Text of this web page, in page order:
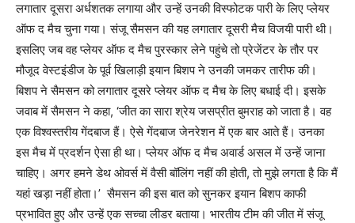
लगातार दूसरा अर्धशतक लगाया और उन्हें उनकी विस्फोटक पारी के लिए प्लेयर
ऑफ द मैच चुना गया। संजू सैमसन की यह लगातार दूसरी मैच विजयी पारी थी।
इसलिए जब वह प्लेयर ऑफ द मैच पुरस्कार लेने पहुंचे तो प्रेजेंटर के तौर पर
मौजूद वेस्टइंडीज के पूर्व खिलाड़ी इयान बिशप ने उनकी जमकर तारीफ की।
बिशप ने सैमसन को लगातार दूसरे प्लेयर ऑफ द मैच के लिए बधाई दी। इसके
जवाब में सैमसन ने कहा, ‘जीत का सारा श्रेय जसप्रीत बुमराह को जाता है। वह
एक विश्वस्तरीय गेंदबाज हैं। ऐसे गेंदबाज जेनरेशन में एक बार आते हैं। उनका
इस मैच में प्रदर्शन ऐसा ही था। प्लेयर ऑफ द मैच अवार्ड असल में उन्हें जाना
चाहिए। अगर हमने डेथ ओवर्स में वैसी बॉलिंग नहीं की होती, तो मुझे लगता है कि मैं
यहां खड़ा नहीं होता।’ सैमसन की इस बात को सुनकर इयान बिशप काफी
प्रभावित हुए और उन्हें एक सच्चा लीडर बताया। भारतीय टीम की जीत में संजू